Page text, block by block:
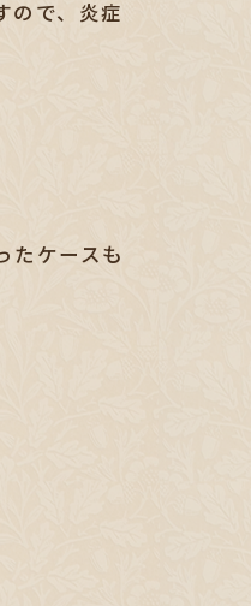
ので、炎症
たケースも